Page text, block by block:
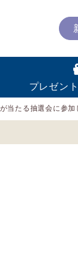
プレゼン
当たる抽選会に参加